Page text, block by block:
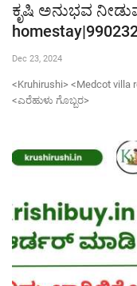
ಕೃಷಿ ಅನುಭವ
Dec 23, 2024
<Kruhirushi> <Medcot villa
<ಎರೆಹುಳು ಗೊಬ್ಬರ>